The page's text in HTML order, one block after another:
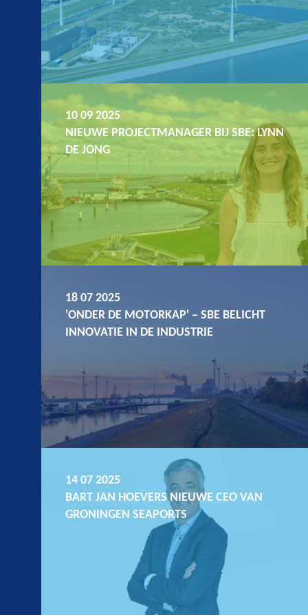
10 09 2025
NIEUWE PROJECTMANAGER BIJ SBE: LYNN
DE JONG
18 07 2025
'ONDER DE MOTORKAP' – SBE BELICHT
INNOVATIE IN DE INDUSTRIE
14 07 2025
BART JAN HOEVERS NIEUWE CEO VAN
GRONINGEN SEAPORTS